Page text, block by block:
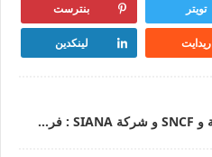
تويتر بنترست
ريدايت لينكدين
المكتب الوطني للسكك الحديدية و SNCF و شركة SIANA : فرص تدريب PFE عدة مناصب في تخصصات مختلفة آخر أجل 15 دجنبر 2023